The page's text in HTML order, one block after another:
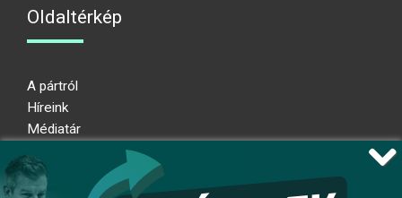
Oldaltérkép
A pártról
Híreink
Médiatár
Adatkezelési nyilatkozat
Átláthatósági nyilatkozat